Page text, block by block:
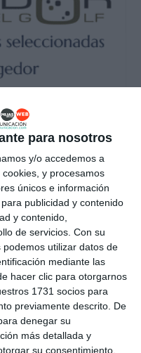
para nosotros
y/o accedemos a
y procesamos
únicos e información
publicidad y contenido
y contenido,
de servicios. Con su
utilizar datos de
mediante las
hacer clic para otorgarnos
1731 socios para
previamente descrito. De
denegar su
más detallada y
su consentimiento.